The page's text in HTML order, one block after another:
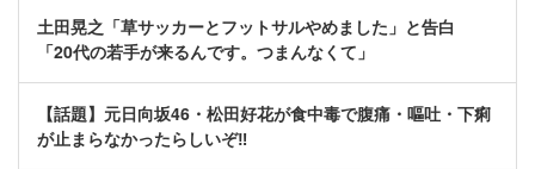
土田晃之「草サッカーとフットサルやめました」と告白
「20代の若手が来るんです。つまんなくて」
【話題】元日向坂46・松田好花が食中毒で腹痛・嘔吐・下痢
が止まらなかったらしいぞ‼